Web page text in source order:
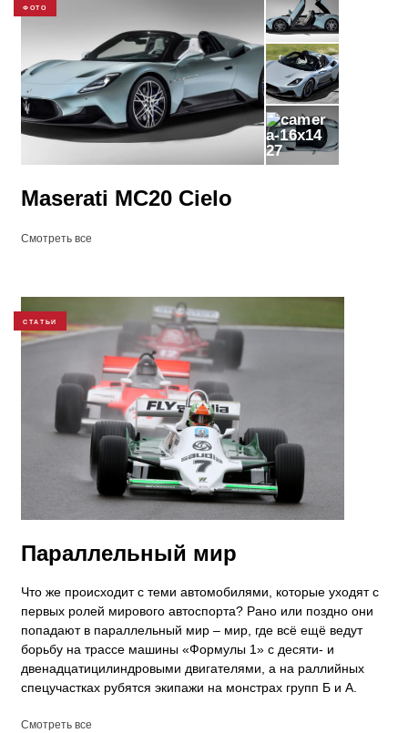
ФОТО
27
Maserati MC20 Cielo
Смотреть все
СТАТЬИ
​Параллельный мир
Что же происходит с теми автомобилями, которые уходят с
первых ролей мирового автоспорта? Рано или поздно они
попадают в параллельный мир – мир, где всё ещё ведут
борьбу на трассе машины «Формулы 1» с десяти- и
двенадцатицилиндровыми двигателями, а на раллийных
спецучастках рубятся экипажи на монстрах групп Б и А.
Смотреть все